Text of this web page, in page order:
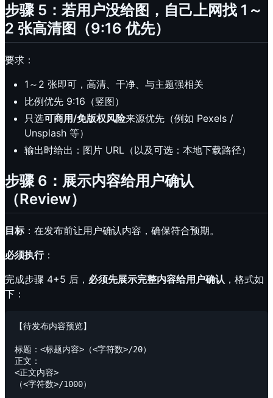
步骤 5：若用户没给图，自己上网找 1～
2 张高清图（9:16 优先）
要求：
1～2 张即可，高清、干净、与主题强相关
比例优先 9:16（竖图）
只选可商用/免版权风险来源优先（例如 Pexels /
Unsplash 等）
输出时给出：图片 URL（以及可选：本地下载路径）
步骤 6：展示内容给用户确认
（Review）
目标：在发布前让用户确认内容，确保符合预期。
必须执行：
完成步骤 4+5 后， 必须先展示完整内容给用户确认 ，格式如
下：
【待发布内容预览】
标题：<标题内容>（<字符数>/20）
正文：
<正文内容>
（<字符数>/1000）